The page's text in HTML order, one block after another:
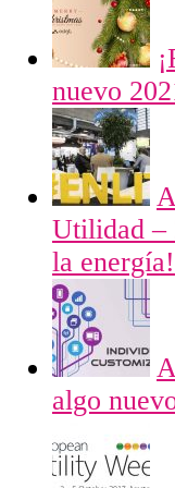
nuevo
Utilidad –
la energía!
algo